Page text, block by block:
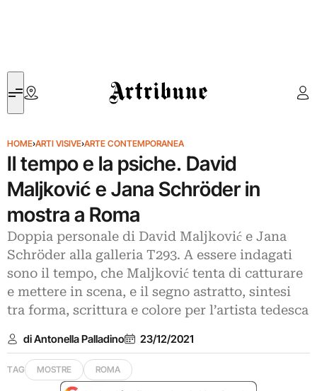
Artribune
HOME›ARTI VISIVE›ARTE CONTEMPORANEA
Il tempo e la psiche. David
Maljković e Jana Schröder in
mostra a Roma
Doppia personale di David Maljković e Jana
Schröder alla galleria T293. A essere indagati
sono il tempo, che Maljković tenta di catturare
e mettere in scena, e il segno astratto, sintesi
tra forma, scrittura e colore per l’artista tedesca
di Antonella Palladino 23/12/2021
TAG MOSTRE ROMA